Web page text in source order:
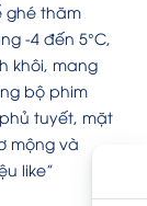
ghé thăm
-4 đến 5°C,
khôi, mang
bộ phim
tuyết, mặt
mộng và
like”